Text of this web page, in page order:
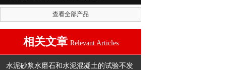
查看全部产品
相关文章 Relevant Articles
水泥砂浆水磨石和水泥混凝土的试验不发